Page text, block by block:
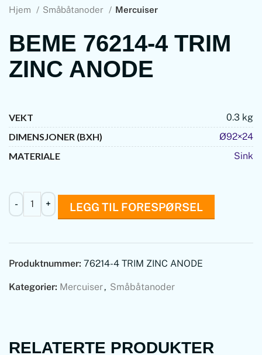
Hjem Småbåtanoder Mercuiser
BEME 76214-4 TRIM
ZINC ANODE
VEKT
0.3 kg
DIMENSJONER (BXH)
Ø92×24
MATERIALE
Sink
LEGG TIL FORESPØRSEL
Produktnummer: 76214-4 TRIM ZINC ANODE
Kategorier: Mercuiser, Småbåtanoder
RELATERTE PRODUKTER